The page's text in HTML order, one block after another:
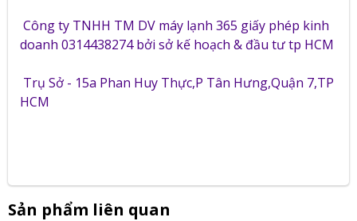
Công ty TNHH TM DV máy lạnh 365 giấy phép kinh
doanh 0314438274 bởi sở kế hoạch & đầu tư tp HCM
Trụ Sở - 15a Phan Huy Thực,P Tân Hưng,Quận 7,TP
HCM
Sản phẩm liên quan